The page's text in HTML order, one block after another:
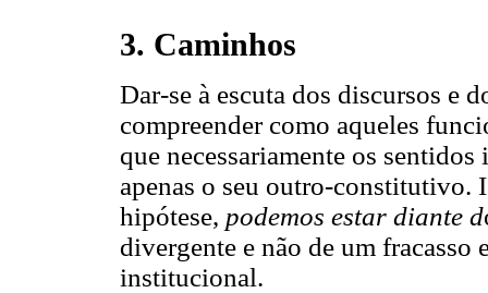
3. Caminhos
Dar-se à escuta dos discursos e
compreender como aqueles
que necessariamente os
apenas o seu outro-constitutivo.
hipótese, podemos estar diante d
divergente e não de um
institucional.